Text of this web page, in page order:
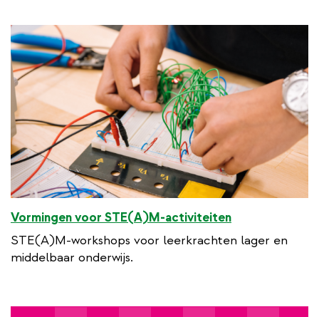
Vormingen voor STE(A)M-activiteiten
STE(A)M-workshops voor leerkrachten lager en
middelbaar onderwijs.